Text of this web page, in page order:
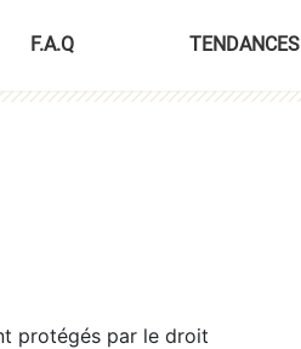
F.A.Q TENDANCES
protégés par le droit